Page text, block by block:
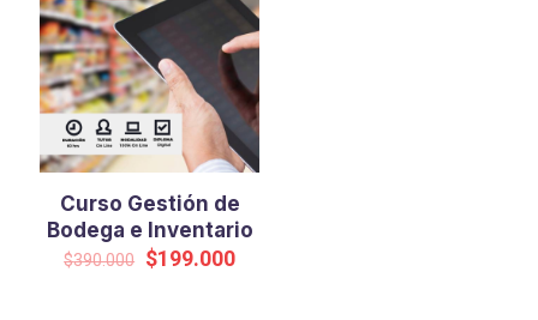
Curso Gestión de
Bodega e Inventario
$390.000 Original
$199.000Current